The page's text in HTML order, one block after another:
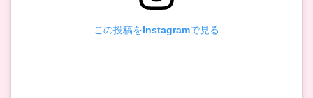
この投稿をInstagramで見る